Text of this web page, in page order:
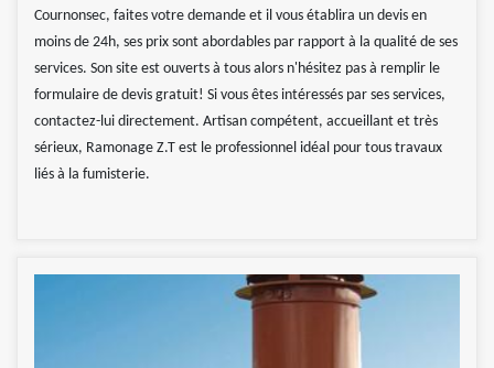
Cournonsec, faites votre demande et il vous établira un devis en
moins de 24h, ses prix sont abordables par rapport à la qualité de ses
services. Son site est ouverts à tous alors n'hésitez pas à remplir le
formulaire de devis gratuit! Si vous êtes intéressés par ses services,
contactez-lui directement. Artisan compétent, accueillant et très
sérieux, Ramonage Z.T est le professionnel idéal pour tous travaux
liés à la fumisterie.